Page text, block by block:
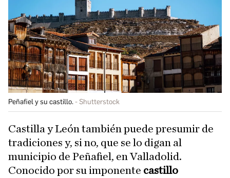
Peñafiel y su castillo. Shutterstock
Castilla y León también puede presumir de
tradiciones y, si no, que se lo digan al
municipio de Peñafiel, en Valladolid.
Conocido por su imponente castillo